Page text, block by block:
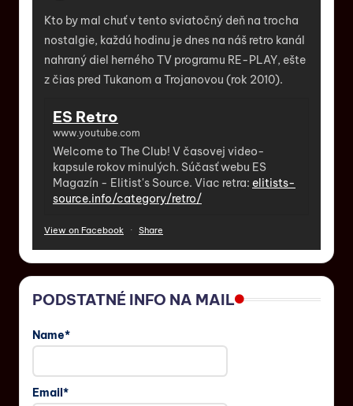
Kto by mal chuť v tento sviatočný deň na trocha
nostalgie, každú hodinu je dnes na náš retro kanál
nahraný diel herného TV programu RE-PLAY, ešte
z čias pred Tukanom a Trojanovou (rok 2010).
ES Retro
www.youtube.com
Welcome to The Club! V časovej video-
kapsule rokov minulých. Súčasť webu ES
Magazín - Elitist's Source. Viac retra: elitists-
source.info/category/retro/
View on Facebook · Share
PODSTATNÉ INFO NA MAIL
Name*
Email*